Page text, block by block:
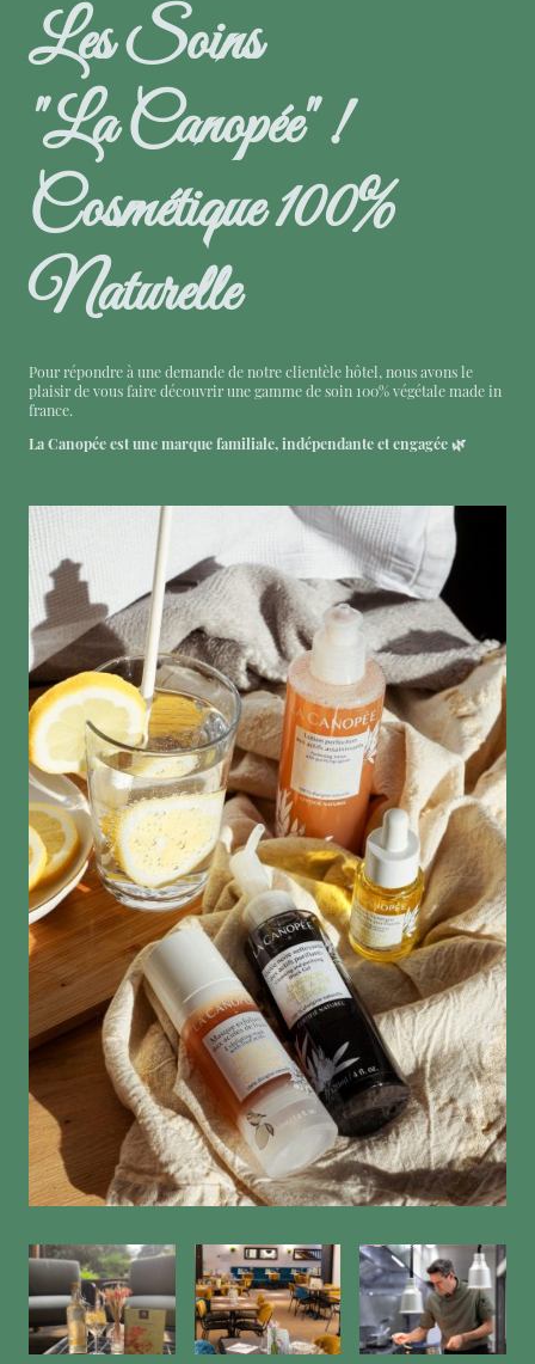
Les Soins
"La Canopée" !
Cosmétique 100%
Naturelle
Pour répondre à une demande de notre clientèle hôtel, nous avons le
plaisir de vous faire découvrir une gamme de soin 100% végétale made in
france.
La Canopée est une marque familiale, indépendante et engagée 🌿